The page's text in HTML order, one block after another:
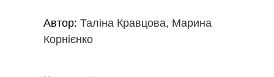
Автор:Таліна Кравцова, Марина
Корнієнко